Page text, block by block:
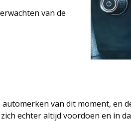
van de
van dit moment, en
echter altijd voordoen en in